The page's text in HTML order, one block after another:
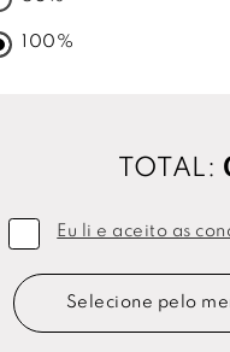
100%
TOTAL:
Eu li e aceito as
Selecione pelo